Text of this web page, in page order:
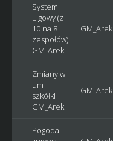
System
Ligowy (z
10 na 8
zespołów)
GM_Arek
GM_Arek
Zmiany w
um
szkółki
GM_Arek
GM_Arek
Pogoda